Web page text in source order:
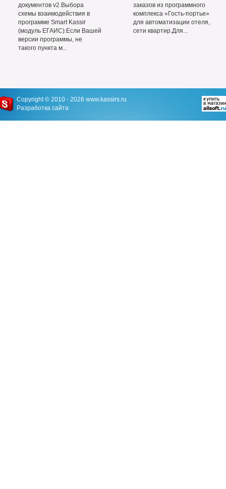
документов v2.Выбора
схемы взаимодействия в
программе Smart Kassir
(модуль ЕГАИС):Если Вашей
версии программы, не
такого пункта м...
заказов из программного
комплекса «Гость-портье»
для автоматизации отеля,
сети квартир.Для...
Copyright © 2010 - 2026 www.kassirs.ru
Разработка сайта